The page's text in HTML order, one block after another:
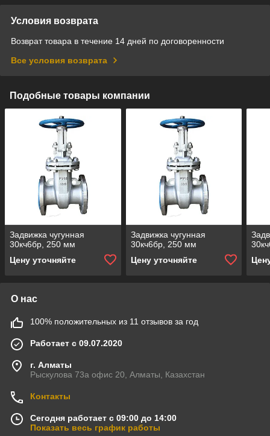
Условия возврата
Возврат товара в течение 14 дней по договоренности
Все условия возврата
Подобные товары компании
Задвижка чугунная
30кч6бр, 250 мм
Цену уточняйте
Задвижка чугунная
30кч6бр, 250 мм
Цену уточняйте
О нас
100% положительных из 11 отзывов за год
Работает с 09.07.2020
г. Алматы
Рыскулова 73а офис 20, Алматы, Казахстан
Контакты
Сегодня работает с 09:00 до 14:00
Показать весь график работы